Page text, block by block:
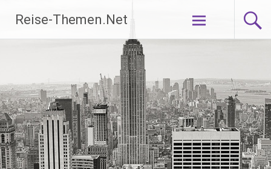
Inhalt
springen
Reise-Themen.Net